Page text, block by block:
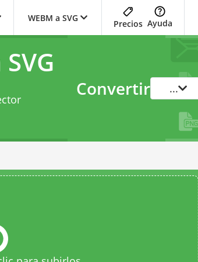
WEBM a SVG
Precios Ayuda
Convertir ...